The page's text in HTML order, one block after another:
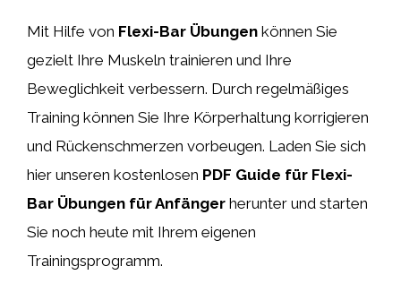
Mit Hilfe von Flexi-Bar Übungen können Sie
gezielt Ihre Muskeln trainieren und Ihre
Beweglichkeit verbessern. Durch regelmäßiges
Training können Sie Ihre Körperhaltung korrigieren
und Rückenschmerzen vorbeugen. Laden Sie sich
hier unseren kostenlosen PDF Guide für Flexi-
Bar Übungen für Anfänger herunter und starten
Sie noch heute mit Ihrem eigenen
Trainingsprogramm.